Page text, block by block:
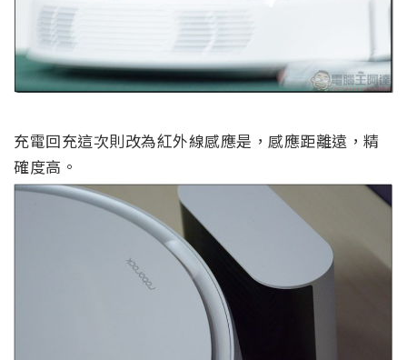
充電回充這次則改為紅外線感應是，感應距離遠，精
確度高。